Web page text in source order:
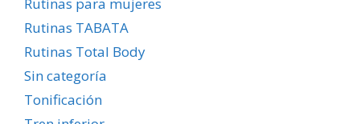
Rutinas para mujeres
Rutinas TABATA
Rutinas Total Body
Sin categoría
Tonificación